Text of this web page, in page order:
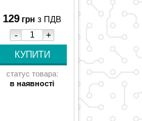
129 грн з ПДВ
- +
статус товара:
в наявності